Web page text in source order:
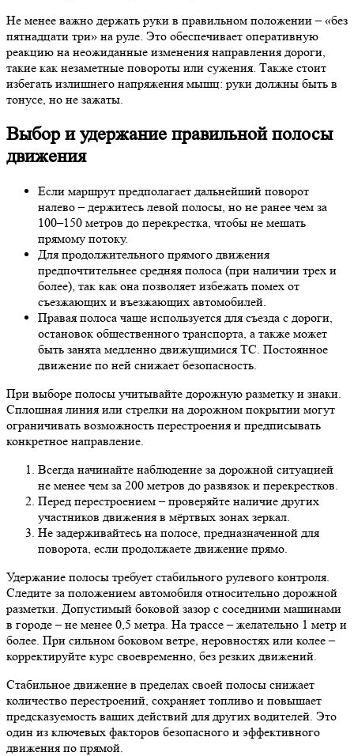
Не менее важно держать руки в правильном положении – «без
пятнадцати три» на руле. Это обеспечивает оперативную
реакцию на неожиданные изменения направления дороги,
такие как незаметные повороты или сужения. Также стоит
избегать излишнего напряжения мышц: руки должны быть в
тонусе, но не зажаты.
Выбор и удержание правильной полосы
движения
Если маршрут предполагает дальнейший поворот
налево – держитесь левой полосы, но не ранее чем за
100–150 метров до перекрестка, чтобы не мешать
прямому потоку.
Для продолжительного прямого движения
предпочтительнее средняя полоса (при наличии трех и
более), так как она позволяет избежать помех от
съезжающих и въезжающих автомобилей.
Правая полоса чаще используется для съезда с дороги,
остановок общественного транспорта, а также может
быть занята медленно движущимися ТС. Постоянное
движение по ней снижает безопасность.
При выборе полосы учитывайте дорожную разметку и знаки.
Сплошная линия или стрелки на дорожном покрытии могут
ограничивать возможность перестроения и предписывать
конкретное направление.
Всегда начинайте наблюдение за дорожной ситуацией
не менее чем за 200 метров до развязок и перекрестков.
Перед перестроением – проверяйте наличие других
участников движения в мёртвых зонах зеркал.
Не задерживайтесь на полосе, предназначенной для
поворота, если продолжаете движение прямо.
Удержание полосы требует стабильного рулевого контроля.
Следите за положением автомобиля относительно дорожной
разметки. Допустимый боковой зазор с соседними машинами
в городе – не менее 0,5 метра. На трассе – желательно 1 метр и
более. При сильном боковом ветре, неровностях или колее –
корректируйте курс своевременно, без резких движений.
Стабильное движение в пределах своей полосы снижает
количество перестроений, сохраняет топливо и повышает
предсказуемость ваших действий для других водителей. Это
один из ключевых факторов безопасного и эффективного
движения по прямой.